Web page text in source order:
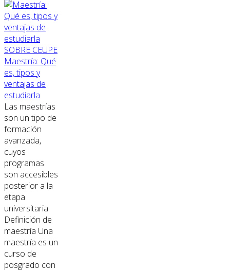
SOBRE CEUPE
Maestría: Qué
es, tipos y
ventajas de
estudiarla
Las maestrías
son un tipo de
formación
avanzada,
cuyos
programas
son accesibles
posterior a la
etapa
universitaria.
Definición de
maestría Una
maestría es un
curso de
posgrado con